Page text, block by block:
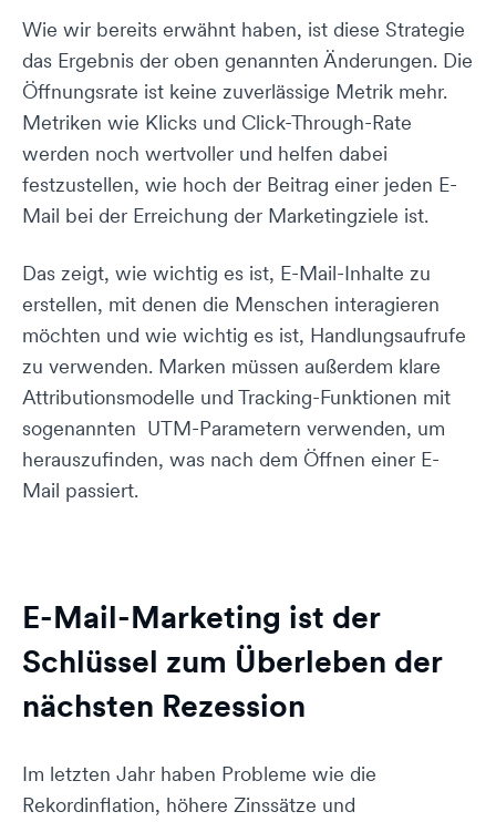
Wie wir bereits erwähnt haben, ist diese Strategie
das Ergebnis der oben genannten Änderungen. Die
Öffnungsrate ist keine zuverlässige Metrik mehr.
Metriken wie Klicks und Click-Through-Rate
werden noch wertvoller und helfen dabei
festzustellen, wie hoch der Beitrag einer jeden E-
Mail bei der Erreichung der Marketingziele ist.
Das zeigt, wie wichtig es ist, E-Mail-Inhalte zu
erstellen, mit denen die Menschen interagieren
möchten und wie wichtig es ist, Handlungsaufrufe
zu verwenden. Marken müssen außerdem klare
Attributionsmodelle und Tracking-Funktionen mit
sogenannten UTM-Parametern verwenden, um
herauszufinden, was nach dem Öffnen einer E-
Mail passiert.
E-Mail-Marketing ist der
Schlüssel zum Überleben der
nächsten Rezession
Im letzten Jahr haben Probleme wie die
Rekordinflation, höhere Zinssätze und